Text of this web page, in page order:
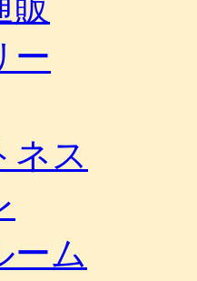
ー
ネス
ーム